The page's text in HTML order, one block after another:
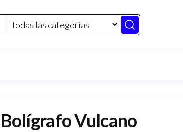
Bolígrafo Vulcano